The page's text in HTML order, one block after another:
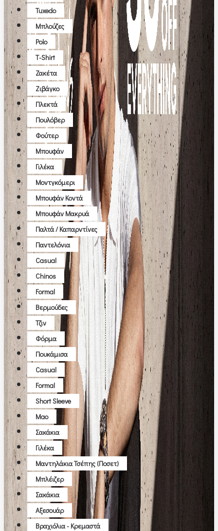
Tuxedo
Μπλούζες
Polo
T-Shirt
Ζακέτα
Ζιβάγκο
Πλεκτά
Πουλόβερ
Φούτερ
Μπουφάν
Γιλέκα
Μοντγκόμερι
Μπουφάν Κοντά
Μπουφάν Μακρυά
Παλτά / Καπαρντίνες
Παντελόνια
Casual
Chinos
Formal
Βερμούδες
Τζιν
Φόρμα
Πουκάμισα
Casual
Formal
Short Sleeve
Μao
Σακάκια
Γιλέκα
Μαντηλάκια Τσέπης (ποσετ)
Μπλέιζερ
Σακάκια
Αξεσουάρ
Βραχιόλια - Κρεμαστά